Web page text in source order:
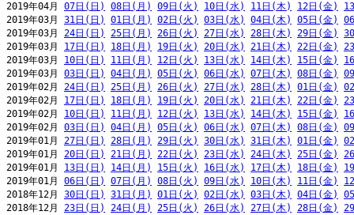
2019年04月 07日(日) 08日(月) 09日(火) 10日(水) 11日(木) 12日(金)
2019年03月 31日(日) 01日(月) 02日(火) 03日(水) 04日(木) 05日(金)
2019年03月 24日(日) 25日(月) 26日(火) 27日(水) 28日(木) 29日(金)
2019年03月 17日(日) 18日(月) 19日(火) 20日(水) 21日(木) 22日(金)
2019年03月 10日(日) 11日(月) 12日(火) 13日(水) 14日(木) 15日(金)
2019年03月 03日(日) 04日(月) 05日(火) 06日(水) 07日(木) 08日(金)
2019年02月 24日(日) 25日(月) 26日(火) 27日(水) 28日(木) 01日(金)
2019年02月 17日(日) 18日(月) 19日(火) 20日(水) 21日(木) 22日(金)
2019年02月 10日(日) 11日(月) 12日(火) 13日(水) 14日(木) 15日(金)
2019年02月 03日(日) 04日(月) 05日(火) 06日(水) 07日(木) 08日(金)
2019年01月 27日(日) 28日(月) 29日(火) 30日(水) 31日(木) 01日(金)
2019年01月 20日(日) 21日(月) 22日(火) 23日(水) 24日(木) 25日(金)
2019年01月 13日(日) 14日(月) 15日(火) 16日(水) 17日(木) 18日(金)
2019年01月 06日(日) 07日(月) 08日(火) 09日(水) 10日(木) 11日(金)
2018年12月 30日(日) 31日(月) 01日(火) 02日(水) 03日(木) 04日(金)
2018年12月 23日(日) 24日(月) 25日(火) 26日(水) 27日(木) 28日(金)